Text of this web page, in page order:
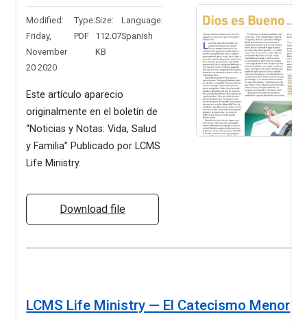
Modified:
Friday,
November
20 2020
Type:
PDF
Size:
112.07
KB
Language:
Spanish
Este artículo aparecio
originalmente en el boletín de
“Noticias y Notas: Vida, Salud
y Familia” Publicado por LCMS
Life Ministry.
Download file
LCMS Life Ministry — El Catecismo Menor